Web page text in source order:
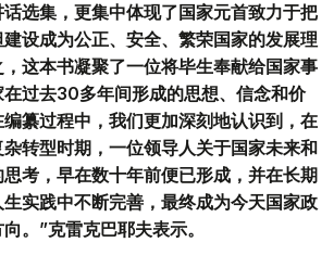
选集，更集中体现了国家元首致力于把
设成为公正、安全、繁荣国家的发展理
这本书凝聚了一位将毕生奉献给国家事
过去30多年间形成的思想、信念和价
纂过程中，我们更加深刻地认识到，在
杂转型时期，一位领导人关于国家未来和
考，早在数十年前便已形成，并在长期
实践中不断完善，最终成为今天国家政
。”克雷克巴耶夫表示。